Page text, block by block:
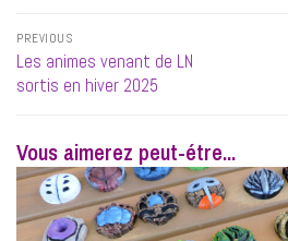
Navigation
de
l’article
PREVIOUS
Previous
post:
Les animes venant de LN
sortis en hiver 2025
Vous aimerez peut-étre...